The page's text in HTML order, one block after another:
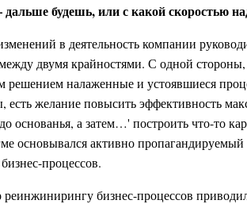
будешь, или с какой скоростью
в деятельность компании
двумя крайностями. С одной стороны,
налаженные и устоявшиеся
есть желание повысить эффективность
основанья, а затем…' построить что-то
основывался активно пропагандируемый
процессов.
бизнес-процессов